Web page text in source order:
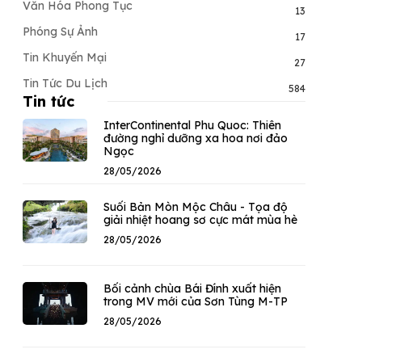
Văn Hóa Phong Tục 13
Phóng Sự Ảnh 17
Tin Khuyến Mại 27
Tin Tức Du Lịch 584
Tin tức
InterContinental Phu Quoc: Thiên
đường nghỉ dưỡng xa hoa nơi đảo
Ngọc
28/05/2026
Suối Bản Mòn Mộc Châu - Tọa độ
giải nhiệt hoang sơ cực mát mùa hè
28/05/2026
Bối cảnh chùa Bái Đính xuất hiện
trong MV mới của Sơn Tùng M-TP
28/05/2026